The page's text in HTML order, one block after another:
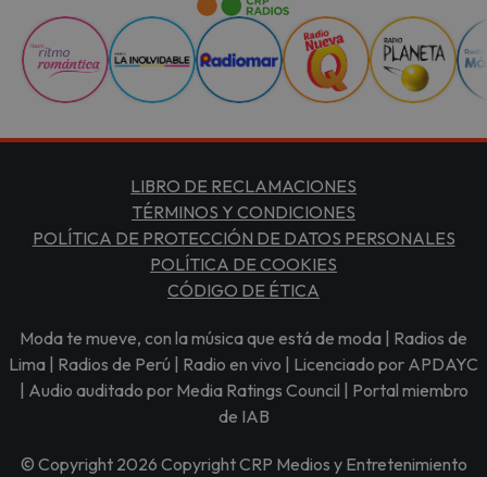
LIBRO DE RECLAMACIONES
TÉRMINOS Y CONDICIONES
POLÍTICA DE PROTECCIÓN DE DATOS PERSONALES
POLÍTICA DE COOKIES
CÓDIGO DE ÉTICA
Moda te mueve, con la música que está de moda | Radios de
Lima | Radios de Perú | Radio en vivo | Licenciado por APDAYC
| Audio auditado por Media Ratings Council | Portal miembro
de IAB
© Copyright 2026 Copyright CRP Medios y Entretenimiento